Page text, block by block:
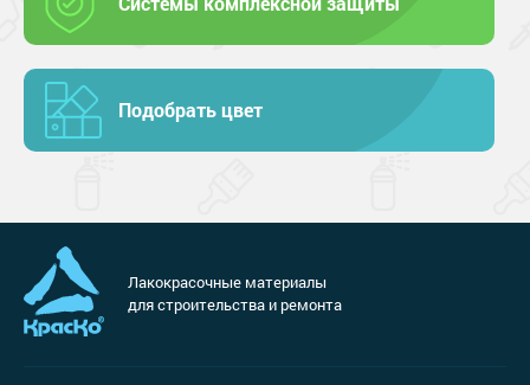
Подобрать цвет
Лакокрасочные материалы
для строительства и ремонта